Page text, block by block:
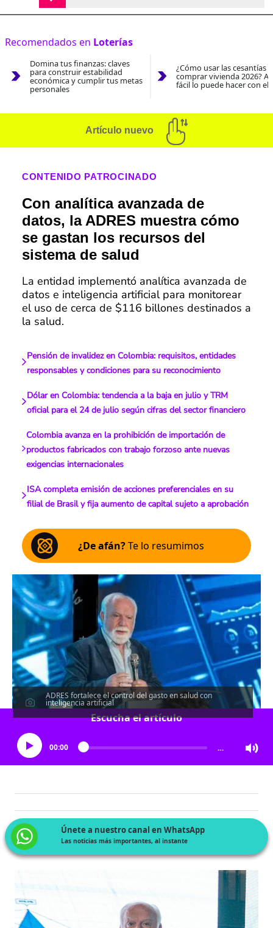
Recomendados en Loterías
Domina tus finanzas: claves
para construir estabilidad
económica y cumplir tus metas
personales
¿Cómo usar las cesantías
comprar vivienda 2026?
fácil lo puede hacer con el
Artículo nuevo
CONTENIDO PATROCINADO
Con analítica avanzada de
datos, la ADRES muestra cómo
se gastan los recursos del
sistema de salud
La entidad implementó analítica avanzada de
datos e inteligencia artificial para monitorear
el uso de cerca de $116 billones destinados a
la salud.
Pensión de invalidez en Colombia: requisitos, entidades
responsables y condiciones para su reconocimiento
Dólar en Colombia: tendencia a la baja en julio y TRM
oficial para el 24 de julio según cifras del sector financiero
Colombia avanza en la prohibición de importación de
productos fabricados con trabajo forzoso ante nuevas
exigencias internacionales
ISA completa emisión de acciones preferenciales en su
filial de Brasil y fija aumento de capital sujeto a aprobación
¿De afán?Te lo resumimos
ADRES fortalece el control del gasto en salud con
inteligencia artificial
Escucha el artículo
00:00 …
Únete a nuestro canal en WhatsApp
Las noticias más importantes, al instante